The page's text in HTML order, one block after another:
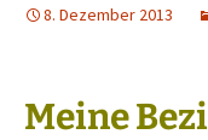
8. Dezember 2013
Meine